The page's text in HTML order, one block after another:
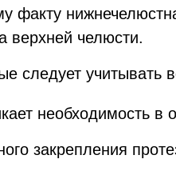
факту
верхней челюсти.
следует учитывать
необходимость в
закрепления